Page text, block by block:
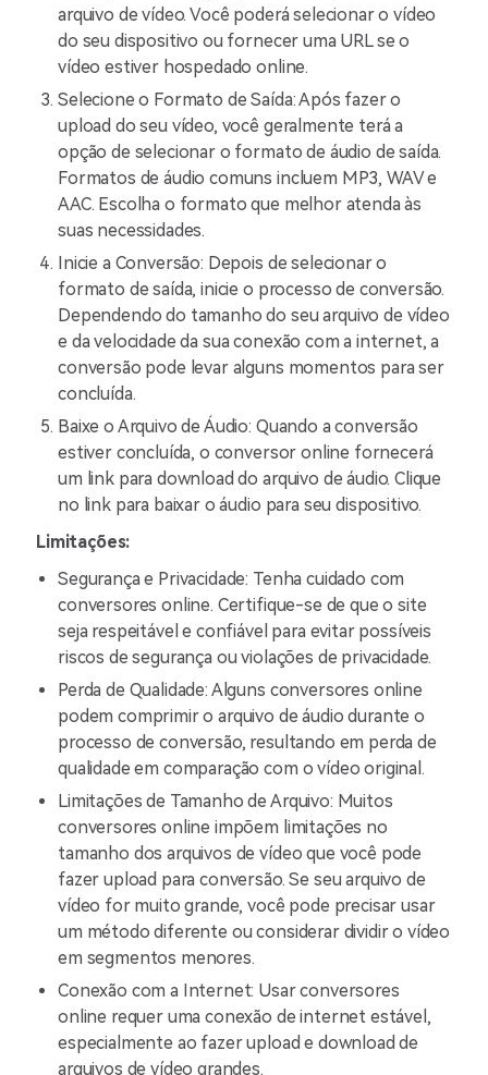
arquivo de vídeo. Você poderá selecionar o vídeo
do seu dispositivo ou fornecer uma URL se o
vídeo estiver hospedado online.
Selecione o Formato de Saída: Após fazer o
upload do seu vídeo, você geralmente terá a
opção de selecionar o formato de áudio de saída.
Formatos de áudio comuns incluem MP3, WAV e
AAC. Escolha o formato que melhor atenda às
suas necessidades.
Inicie a Conversão: Depois de selecionar o
formato de saída, inicie o processo de conversão.
Dependendo do tamanho do seu arquivo de vídeo
e da velocidade da sua conexão com a internet, a
conversão pode levar alguns momentos para ser
concluída.
Baixe o Arquivo de Áudio: Quando a conversão
estiver concluída, o conversor online fornecerá
um link para download do arquivo de áudio. Clique
no link para baixar o áudio para seu dispositivo.
Limitações:
Segurança e Privacidade: Tenha cuidado com
conversores online. Certifique-se de que o site
seja respeitável e confiável para evitar possíveis
riscos de segurança ou violações de privacidade.
Perda de Qualidade: Alguns conversores online
podem comprimir o arquivo de áudio durante o
processo de conversão, resultando em perda de
qualidade em comparação com o vídeo original.
Limitações de Tamanho de Arquivo: Muitos
conversores online impõem limitações no
tamanho dos arquivos de vídeo que você pode
fazer upload para conversão. Se seu arquivo de
vídeo for muito grande, você pode precisar usar
um método diferente ou considerar dividir o vídeo
em segmentos menores.
Conexão com a Internet: Usar conversores
online requer uma conexão de internet estável,
especialmente ao fazer upload e download de
arquivos de vídeo grandes.